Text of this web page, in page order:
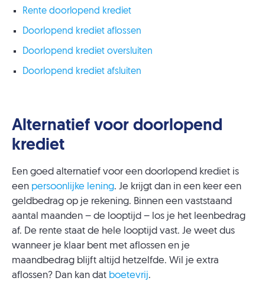
Rente doorlopend krediet
Doorlopend krediet aflossen
Doorlopend krediet oversluiten
Doorlopend krediet afsluiten
Alternatief voor doorlopend
krediet
Een goed alternatief voor een doorlopend krediet is
een persoonlijke lening. Je krijgt dan in een keer een
geldbedrag op je rekening. Binnen een vaststaand
aantal maanden – de looptijd – los je het leenbedrag
af. De rente staat de hele looptijd vast. Je weet dus
wanneer je klaar bent met aflossen en je
maandbedrag blijft altijd hetzelfde. Wil je extra
aflossen? Dan kan dat boetevrij.